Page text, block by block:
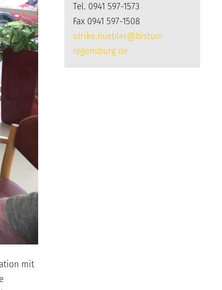
mit
Tel. 0941 597-1573
Fax 0941 597-1508
ulrike.nuebler@bistum-
regensburg.de